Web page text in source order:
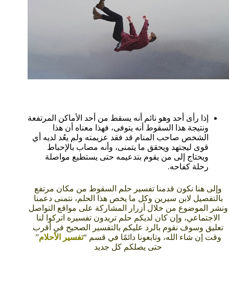
إذا رأى أحد وهو نائم أنه يسقط من أحد الأماكن المرتفعة
ونتيجة هذا السقوط أنه يتوفى، فهذا معناه أن هذا
الشخص صاحب المنام قد فقد عزيمته ولم يعُد لديه أي
قوى ليجتهد ويحقق ما يتمنى، وأنه مصاب بالإحباط
ويحتاج إلى من يقوم بتدعيمه حتى يستطيع مواصلة
رحلة كفاحه.
وإلى هنا نكون قدمنا تفسير حلم السقوط من مكان مرتفع
بالتفصيل لابن سيرين وكل ما يخص هذا الحلم، نتمنى دعمنا
ونشر الموضوع من خلال أزرار المشاركة على مواقع التواصل
الاجتماعي، وإن كان لديكم حلم تريدون تفسيره اتركوا لنا
تعليق وسوف نقوم بالرد عليكم بالتفسير الصحيح في أقرب
وقت إن شاء الله، وتابعونا دائمًا في قسم “تفسير الأحلام”
حتى يصلكم كل جديد